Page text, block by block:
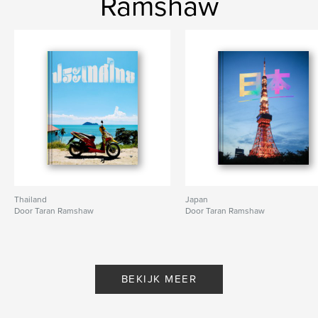
Thailand
Door Taran Ramshaw
Japan
Door Taran Ramshaw
BEKIJK MEER